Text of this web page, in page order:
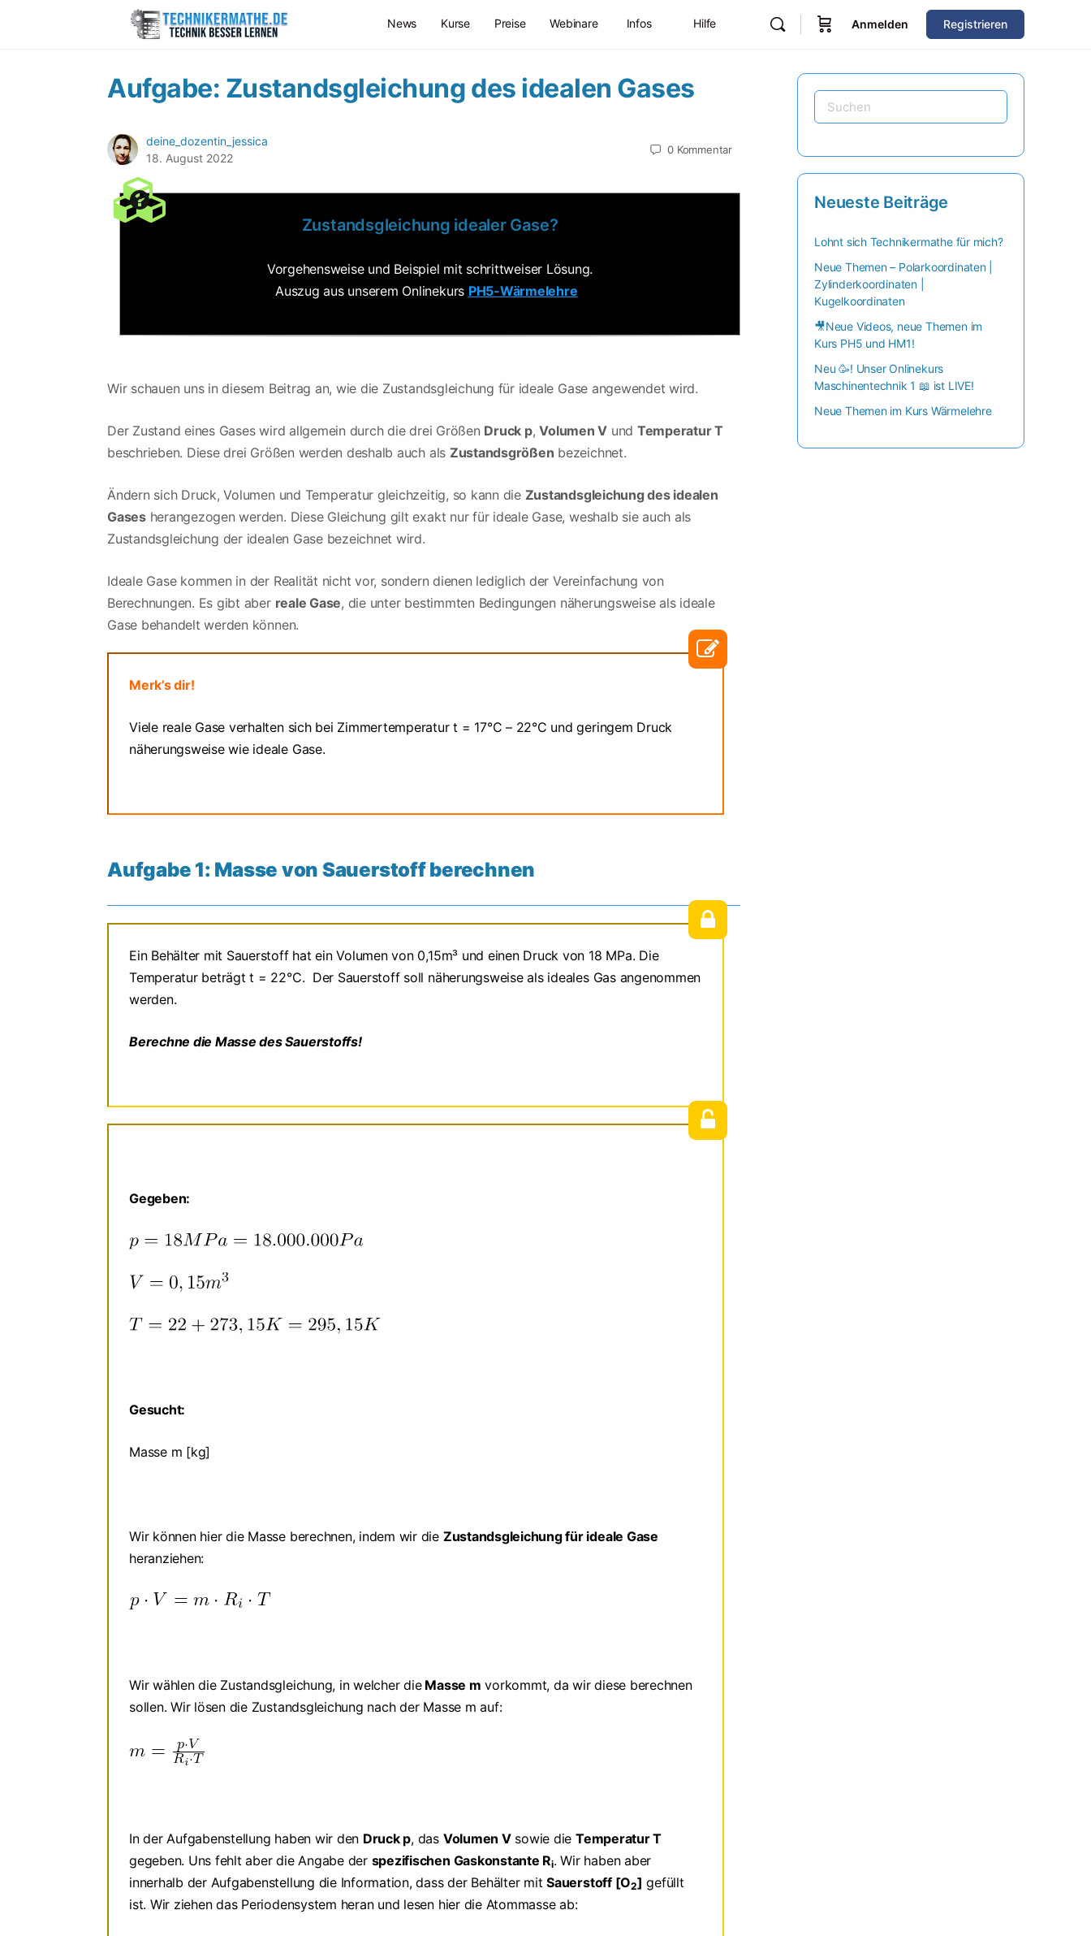
News Kurse Preise Webinare Infos Hilfe Anmelden Registrieren
Aufgabe: Zustandsgleichung des idealen Gases
deine_dozentin_jessica
18. August 2022
0 Kommentar
Zustandsgleichung idealer Gase?
Vorgehensweise und Beispiel mit schrittweiser Lösung.
Auszug aus unserem Onlinekurs PH5-Wärmelehre
Wir schauen uns in diesem Beitrag an, wie die Zustandsgleichung für ideale Gase angewendet wird.
Der Zustand eines Gases wird allgemein durch die drei Größen Druck p,Volumen V und Temperatur T
beschrieben. Diese drei Größen werden deshalb auch als Zustandsgrößen bezeichnet.
Ändern sich Druck, Volumen und Temperatur gleichzeitig, so kann die Zustandsgleichung des idealen
Gasesherangezogen werden. Diese Gleichung gilt exakt nur für ideale Gase, weshalb sie auch als
Zustandsgleichung der idealen Gase bezeichnet wird.
Ideale Gase kommen in der Realität nicht vor, sondern dienen lediglich der Vereinfachung von
Berechnungen. Es gibt aber reale Gase, die unter bestimmten Bedingungen näherungsweise als ideale
Gase behandelt werden können.
Merk’s dir!
Viele reale Gase verhalten sich bei Zimmertemperatur t = 17°C – 22°C und geringem Druck
näherungsweise wie ideale Gase.
Aufgabe 1: Masse von Sauerstoff berechnen
Ein Behälter mit Sauerstoff hat ein Volumen von 0,15m³ und einen Druck von 18 MPa. Die
Temperatur beträgt t = 22°C. Der Sauerstoff soll näherungsweise als ideales Gas angenommen
werden.
Berechne die Masse des Sauerstoffs!
Gegeben:
Gesucht:
Masse m [kg]
Wir können hier die Masse berechnen, indem wir die Zustandsgleichung für ideale Gase
heranziehen:
Wir wählen die Zustandsgleichung, in welcher dieMasse m vorkommt, da wir diese berechnen
sollen. Wir lösen die Zustandsgleichung nach der Masse m auf:
In der Aufgabenstellung haben wir den Druck p, das Volumen Vsowie die Temperatur T
gegeben. Uns fehlt aber die Angabe der spezifischen Gaskonstante Ri. Wir haben aber
innerhalb der Aufgabenstellung die Information, dass der Behälter mitSauerstoff [O2] gefüllt
ist. Wir ziehen das Periodensystem heran und lesen hier die Atommasse ab:
Neueste Beiträge
Lohnt sich Technikermathe für mich?
Neue Themen – Polarkoordinaten |
Zylinderkoordinaten |
Kugelkoordinaten
🎥Neue Videos, neue Themen im
Kurs PH5 und HM1!
Neu 🥳! Unser Onlinekurs
Maschinentechnik 1 📖 ist LIVE!
Neue Themen im Kurs Wärmelehre